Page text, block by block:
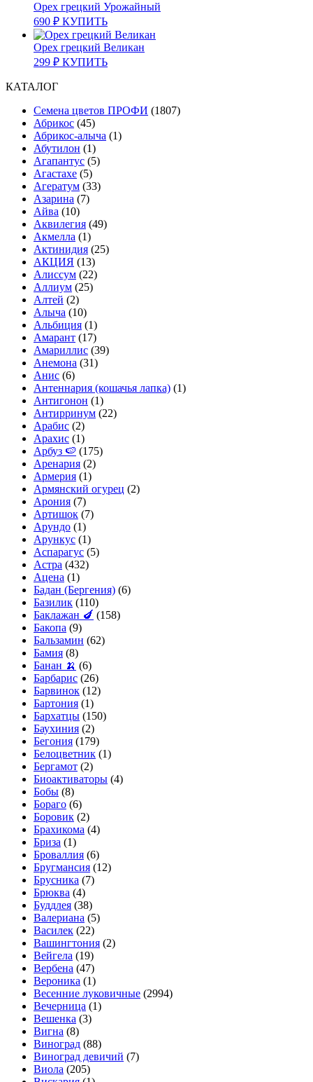
Орех грецкий Урожайный
690 ₽ КУПИТЬ
Орех грецкий Великан
299 ₽ КУПИТЬ
КАТАЛОГ
Cемена цветов ПРОФИ (1807)
Абрикос (45)
Абрикос-алыча (1)
Абутилон (1)
Агапантус (5)
Агастахе (5)
Агератум (33)
Азарина (7)
Айва (10)
Аквилегия (49)
Акмелла (1)
Актинидия (25)
АКЦИЯ (13)
Алиссум (22)
Аллиум (25)
Алтей (2)
Алыча (10)
Альбиция (1)
Амарант (17)
Амариллис (39)
Анемона (31)
Анис (6)
Антеннария (кошачья лапка) (1)
Антигонон (1)
Антирринум (22)
Арабис (2)
Арахис (1)
Арбуз 🍉 (175)
Аренария (2)
Армерия (1)
Армянский огурец (2)
Арония (7)
Артишок (7)
Арундо (1)
Арункус (1)
Аспарагус (5)
Астра (432)
Ацена (1)
Бадан (Бергения) (6)
Базилик (110)
Баклажан 🍆 (158)
Бакопа (9)
Бальзамин (62)
Бамия (8)
Банан 🍌 (6)
Барбарис (26)
Барвинок (12)
Бартония (1)
Бархатцы (150)
Баухиния (2)
Бегония (179)
Белоцветник (1)
Бергамот (2)
Биоактиваторы (4)
Бобы (8)
Бораго (6)
Боровик (2)
Брахикома (4)
Бриза (1)
Броваллия (6)
Бругмансия (12)
Брусника (7)
Брюква (4)
Буддлея (38)
Валериана (5)
Василек (22)
Вашингтония (2)
Вейгела (19)
Вербена (47)
Вероника (1)
Весенние луковичные (2994)
Вечерница (1)
Вешенка (3)
Вигна (8)
Виноград (88)
Виноград девичий (7)
Виола (205)